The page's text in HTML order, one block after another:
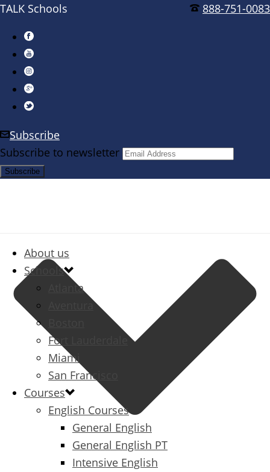
888-751-0083
TALK Schools
Subscribe
Subscribe to newsletter
About us
Schools
Atlanta
Aventura
Fort Lauderdale
Miami
San Francisco
Courses
English Courses
General English
General English PT
Intensive English